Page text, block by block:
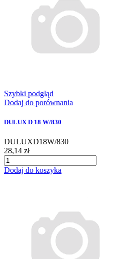
Szybki podgląd
Dodaj do porównania
DULUX D 18 W/830
DULUXD18W/830
28,14 zł
Dodaj do koszyka